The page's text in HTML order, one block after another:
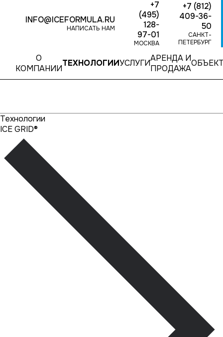
INFO@ICEFORMULA.RU
НАПИСАТЬ НАМ
+7
(495)
128-
97-01
МОСКВА
+7 (812)
409-36-
50
САНКТ-
ПЕТЕРБУРГ
О
КОМПАНИИТЕХНОЛОГИИУСЛУГИАРЕНДА И
ПРОДАЖА
Технологии
ICE GRID®